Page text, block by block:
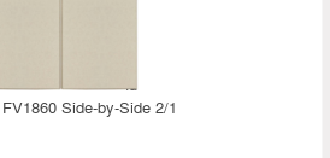
Side-by-Side 2/1